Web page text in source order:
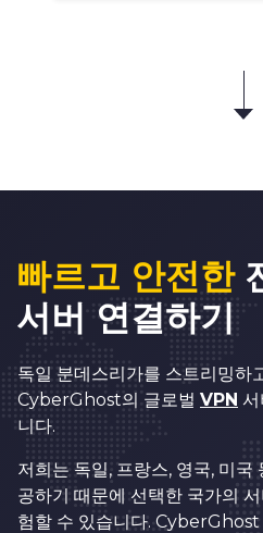
빠르고 안전한
서버 연결하기
독일 분데스리가를 스트리밍하
CyberGhost의 글로벌 VPN 서
니다.
저희는 독일, 프랑스, 영국, 미
공하기 때문에 선택한 국가의
험할 수 있습니다.